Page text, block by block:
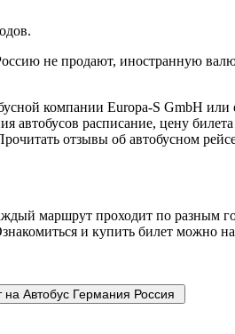
не продают, иностранную
компании Europa-S GmbH
автобусов расписание, цену
отзывы об автобусном
маршрут проходит по разным
и купить билет можно